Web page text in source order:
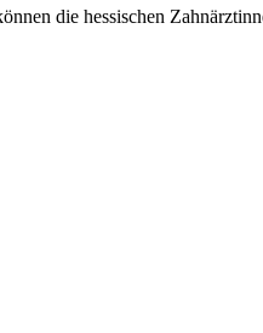
die hessischen